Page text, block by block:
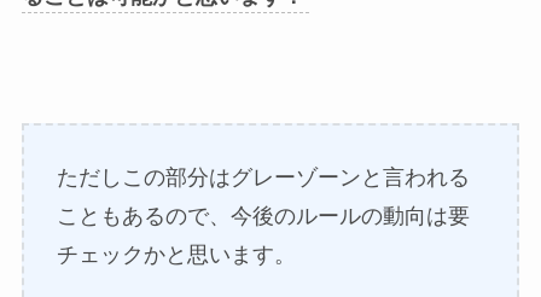
ただしこの部分はグレーゾーンと言われる
こともあるので、今後のルールの動向は要
チェックかと思います。